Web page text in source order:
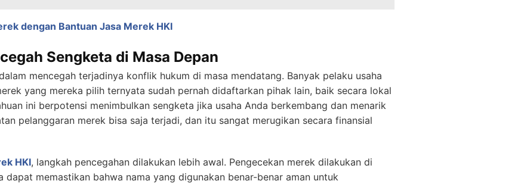
dengan Bantuan Jasa Merek HKI
Sengketa di Masa Depan
mencegah terjadinya konflik hukum di masa mendatang. Banyak pelaku usaha
yang mereka pilih ternyata sudah pernah didaftarkan pihak lain, baik secara lokal
ini berpotensi menimbulkan sengketa jika usaha Anda berkembang dan menarik
pelanggaran merek bisa saja terjadi, dan itu sangat merugikan secara finansial
HKI, langkah pencegahan dilakukan lebih awal. Pengecekan merek dilakukan di
dapat memastikan bahwa nama yang digunakan benar-benar aman untuk